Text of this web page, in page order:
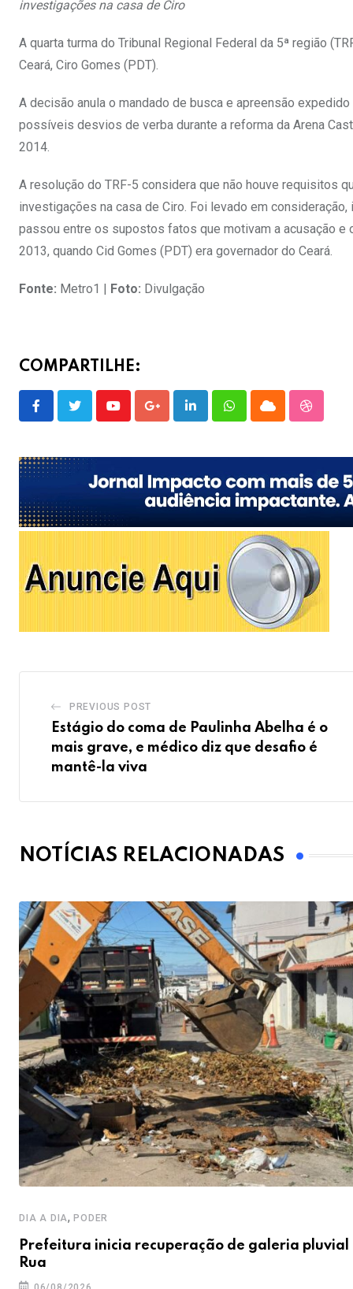
investigações na casa de Ciro
A quarta turma do Tribunal Regional Federal da 5ª região
Ceará, Ciro Gomes (PDT).
A decisão anula o mandado de busca e apreensão
possíveis desvios de verba durante a reforma da Arena
2014.
A resolução do TRF-5 considera que não houve requisitos
investigações na casa de Ciro. Foi levado em
passou entre os supostos fatos que motivam a acusação e
2013, quando Cid Gomes (PDT) era governador do Ceará.
Fonte: Metro1 | Foto: Divulgação
COMPARTILHE:
YoutubeGoogle+LinkedInWhatsappCloud
PREVIOUS POST
Estágio do coma de Paulinha Abelha é o
mais grave, e médico diz que desafio é
mantê-la viva
NOTÍCIAS RELACIONADAS
DIA A DIA,PODER
Prefeitura inicia recuperação de galeria pluvial
Rua